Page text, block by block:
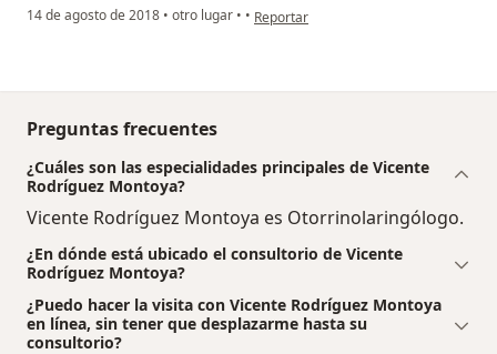
14 de agosto de 2018 • otro lugar • • en opinión del usuario Cuenta
Reportar
Preguntas frecuentes
¿Cuáles son las especialidades principales de Vicente
Rodríguez Montoya?
Vicente Rodríguez Montoya es Otorrinolaringólogo.
¿En dónde está ubicado el consultorio de Vicente
Rodríguez Montoya?
¿Puedo hacer la visita con Vicente Rodríguez Montoya
en línea, sin tener que desplazarme hasta su
consultorio?